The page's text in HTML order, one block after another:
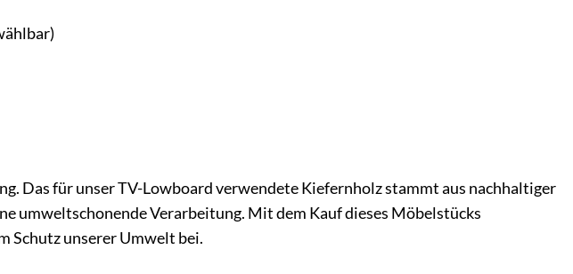
Das für unser TV-Lowboard verwendete Kiefernholz stammt aus nachhaltiger
umweltschonende Verarbeitung. Mit dem Kauf dieses Möbelstücks
Schutz unserer Umwelt bei.